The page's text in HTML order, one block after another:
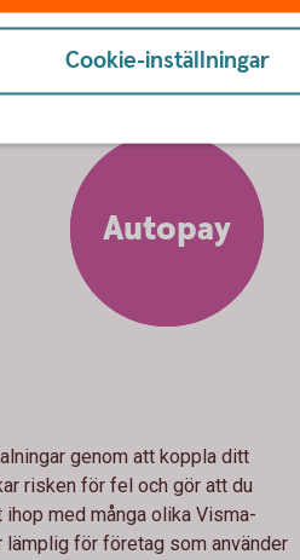
Autopay
genom att koppla ditt
risken för fel och gör att du
med många olika Visma-
lämplig för företag som använder
Cookie-inställningar